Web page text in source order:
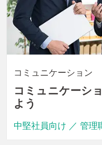
コミュニケーション
コミュニケーシ
よう
中堅社員向け ／ 管理